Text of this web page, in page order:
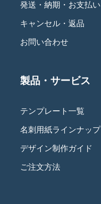
発送・納期・お支払い
キャンセル・返品
お問い合わせ
製品・サービス
テンプレート一覧
名刺用紙ラインナップ
デザイン制作ガイド
ご注文方法